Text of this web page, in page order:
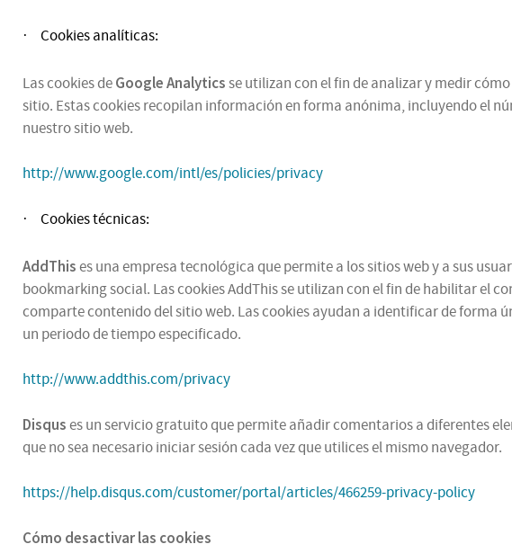
· Cookies analíticas:
Las cookies deGoogle Analyticsse utilizan con el fin de analizar y medir
sitio. Estas cookies recopilan información en forma anónima, incluyendo el
nuestro sitio web.
http://www.google.com/intl/es/policies/privacy
· Cookies técnicas:
AddThises una empresa tecnológica que permite a los sitios web y a sus
bookmarking social. Las cookies AddThis se utilizan con el fin de habilitar el
comparte contenido del sitio web. Las cookies ayudan a identificar de forma
un periodo de tiempo especificado.
http://www.addthis.com/privacy
Disquses un servicio gratuito que permite añadir comentarios a diferentes
que no sea necesario iniciar sesión cada vez que utilices el mismo navegador.
https://help.disqus.com/customer/portal/articles/466259-privacy-policy
Cómo desactivar las cookies